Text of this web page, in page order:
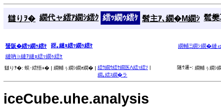
讎りｦ� 繝代ャ繧ｱ繝ｼ繧ｸ 繧ｯ繝ｩ繧ｹ 髫主ｱ､繝�Μ繝ｼ 髱
蜑阪�繧ｯ繝ｩ繧ｹ 谺｡縺ｮ繧ｯ繝ｩ繧ｹ
繝輔Ξ繝ｼ繝�縺
縺吶∋縺ｦ縺ｮ繧ｯ繝ｩ繧ｹ
讎りｦ�: 蜈･繧悟ｭ� | 繝輔ぅ繝ｼ繝ｫ繝� | 繧ｳ繝ｳ繧ｹ繝医Λ繧ｯ繧ｿ |
繝｡繧ｽ繝�ラ
隧ｳ邏ｰ: 繝輔ぅ繝ｼ
iceCube.uhe.analysis